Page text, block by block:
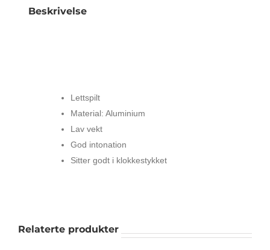
Beskrivelse
Lettspilt
Material: Aluminium
Lav vekt
God intonation
Sitter godt i klokkestykket
Relaterte produkter